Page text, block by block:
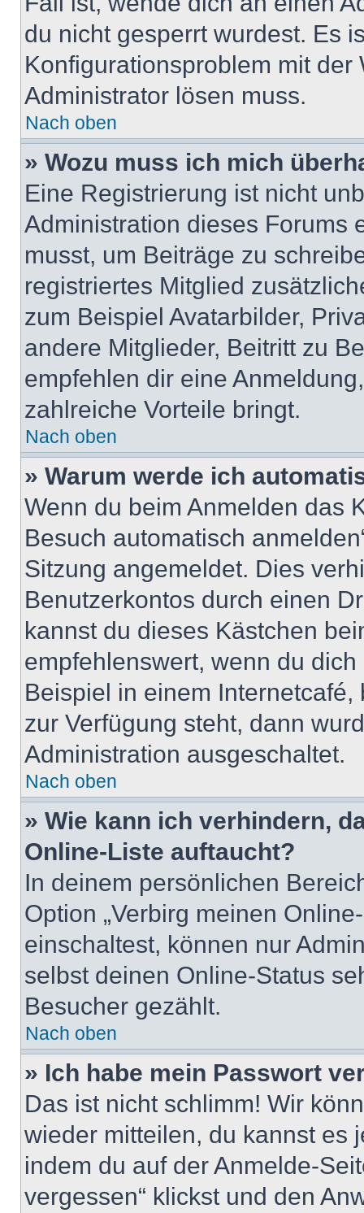
du nicht gesperrt wurdest. Es
Konfigurationsproblem mit
Administrator lösen muss.
Nach oben
» Wozu muss ich mich
Eine Registrierung ist nicht
Administration dieses Forums
musst, um Beiträge zu
registriertes Mitglied
zum Beispiel Avatarbilder,
andere Mitglieder, Beitritt zu
empfehlen dir eine
zahlreiche Vorteile bringt.
Nach oben
» Warum werde ich
Wenn du beim Anmelden das
Besuch automatisch
Sitzung angemeldet. Dies
Benutzerkontos durch einen
kannst du dieses Kästchen
empfehlenswert, wenn du
Beispiel in einem
zur Verfügung steht, dann
Administration ausgeschaltet.
Nach oben
» Wie kann ich verhindern,
Online-Liste auftaucht?
In deinem persönlichen
Option „Verbirg meinen
einschaltest, können nur
selbst deinen Online-Status
Besucher gezählt.
Nach oben
» Ich habe mein Passwort
Das ist nicht schlimm! Wir
wieder mitteilen, du kannst es
indem du auf der Anmelde-
vergessen“ klickst und den